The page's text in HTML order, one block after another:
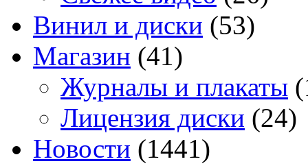
Винил и диски (53)
Магазин (41)
Журналы и плакаты
Лицензия диски (24)
Новости (1441)